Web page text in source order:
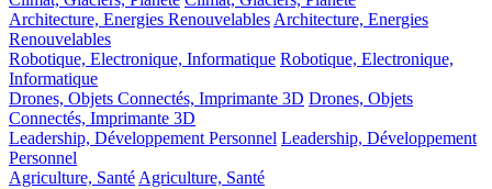
Architecture, Energies RenouvelablesArchitecture, Energies
Renouvelables
Robotique, Electronique, Informatique Robotique, Electronique,
Informatique
Drones, Objets Connectés, Imprimante 3D Drones, Objets
Connectés, Imprimante 3D
Leadership, Développement Personnel Leadership, Développement
Personnel
Agriculture, SantéAgriculture, Santé